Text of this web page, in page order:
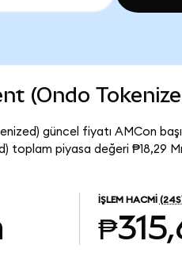
(Ondo
güncel fiyatı AMCon
toplam piyasa değeri ₱18,29
İŞLEM HACMI